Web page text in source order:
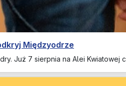
Międzyodrze
Już 7 sierpnia na Alei